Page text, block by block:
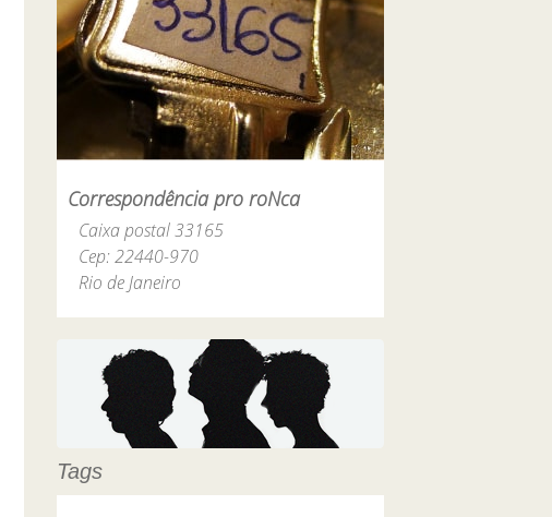
Correspondência pro roNca
Caixa postal 33165
Cep: 22440-970
Rio de Janeiro
Tags